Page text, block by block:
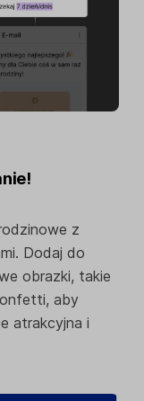
z
Dodaj do
obrazki, takie
aby
atrakcyjna i